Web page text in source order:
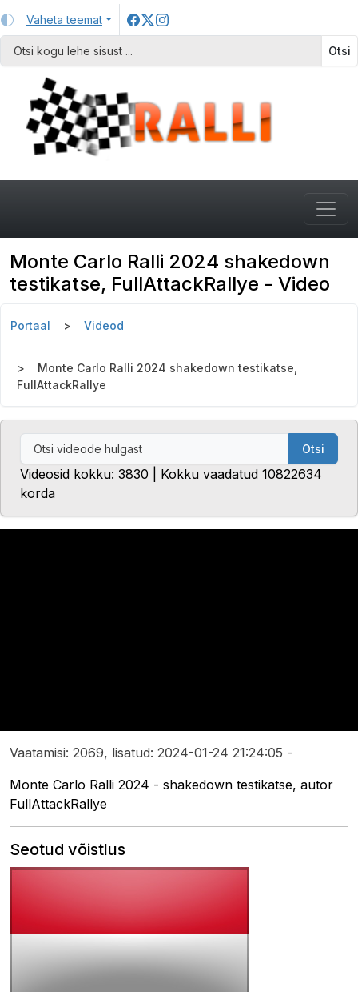
Vaheta teemat
Otsi
Monte Carlo Ralli 2024 shakedown
testikatse, FullAttackRallye - Video
Portaal Videod
Monte Carlo Ralli 2024 shakedown testikatse,
FullAttackRallye
Otsi
Videosid kokku: 3830 | Kokku vaadatud 10822634
korda
Vaatamisi: 2069, lisatud: 2024-01-24 21:24:05 -
Monte Carlo Ralli 2024 - shakedown testikatse, autor
FullAttackRallye
Seotud võistlus